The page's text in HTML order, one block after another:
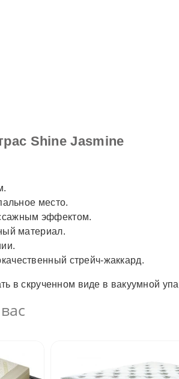
Shine Jasmine
место.
эффектом.
материал.
стрейч-жаккард.
в скрученном виде в вакуумной